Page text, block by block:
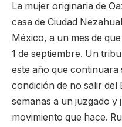
La mujer originaria de
casa de Ciudad
México, a un mes de
1 de septiembre. Un
este año que
condición de no salir del
semanas a un juzgado y
movimiento que hace.